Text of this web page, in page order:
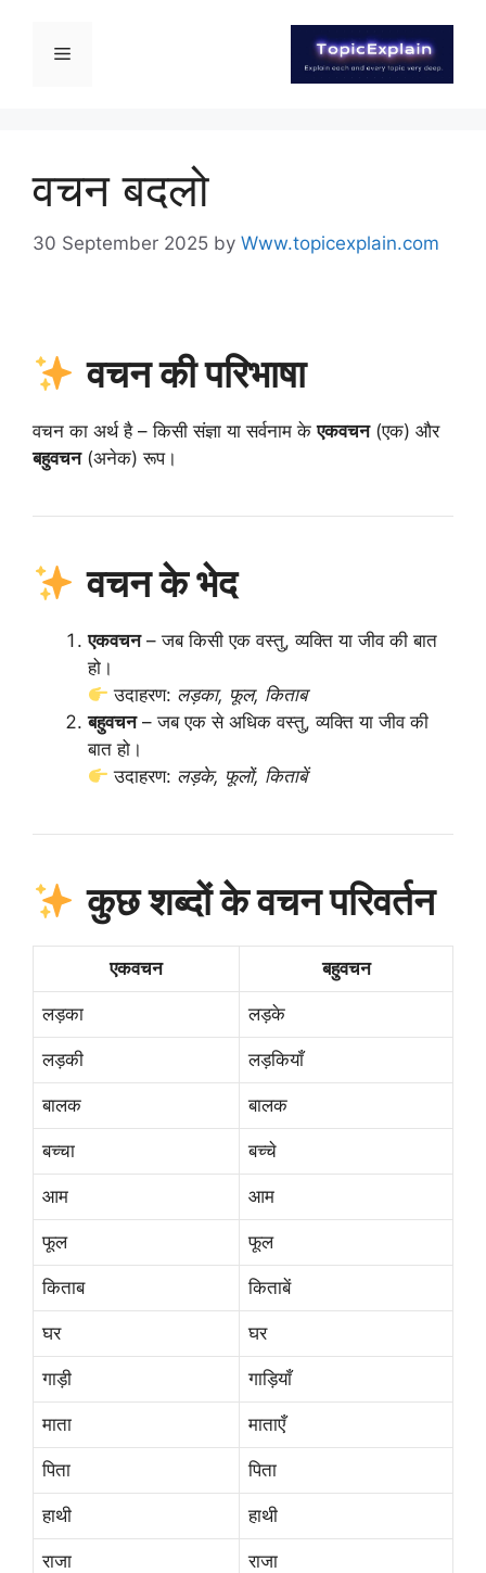
वचन बदलो
30 September 2025 by Www.topicexplain.com
वचन की परिभाषा
वचन का अर्थ है – किसी संज्ञा या सर्वनाम केएकवचन(एक) और
बहुवचन(अनेक) रूप।
वचन के भेद
एकवचन– जब किसी एक वस्तु, व्यक्ति या जीव की बात
हो।
उदाहरण: लड़का, फूल, किताब
बहुवचन– जब एक से अधिक वस्तु, व्यक्ति या जीव की
बात हो।
उदाहरण: लड़के, फूलों, किताबें
कुछ शब्दों के वचन परिवर्तन
एकवचन बहुवचन
लड़का लड़के
लड़की लड़कियाँ
बालक बालक
बच्चा बच्चे
आम आम
फूल फूल
किताब किताबें
घर घर
गाड़ी गाड़ियाँ
माता माताएँ
पिता पिता
हाथी हाथी
राजा राजा